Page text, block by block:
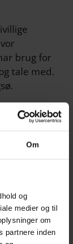
Om
og
medier og til
om
partnere inden
brug for
tale med.
at være
en masse
siger
til